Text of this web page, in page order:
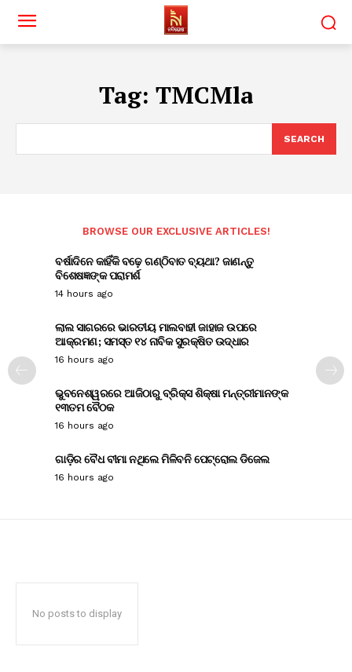
Tag: TMCMla
SEARCH
BROWSE OUR EXCLUSIVE ARTICLES!
ବର୍ଷାଦିନେ କାହିଁକି ବଢ଼େ ଗଣ୍ଠିବାତ ବ୍ୟଥା? ଜାଣନ୍ତୁ
ବିଶେଷଜ୍ଞଙ୍କ ପରାମର୍ଶ
14 hours ago
ଲାଲ ସାଗରରେ ଭାରତୀୟ ମାଲବାହୀ ଜାହାଜ ଉପରେ
ଆକ୍ରମଣ; ସମସ୍ତ ୧୪ ନାବିକ ସୁରକ୍ଷିତ ଉଦ୍ଧାର
16 hours ago
ଭୁବନେଶ୍ୱରରେ ଆଜିଠାରୁ ବ୍ରିକ୍ସ ଶିକ୍ଷା ମନ୍ତ୍ରୀମାନଙ୍କ
୧୩ତମ ବୈଠକ
16 hours ago
ଗାଡ଼ିର ବୈଧ ବୀମା ନଥିଲେ ମିଳିବନି ପେଟ୍ରୋଲ ଡିଜେଲ
16 hours ago
No posts to display